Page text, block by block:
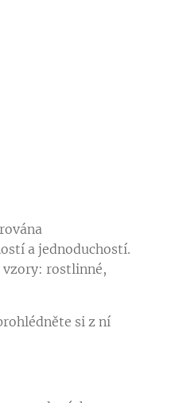
a jednoduchostí.
vzory: rostlinné,
si z ní